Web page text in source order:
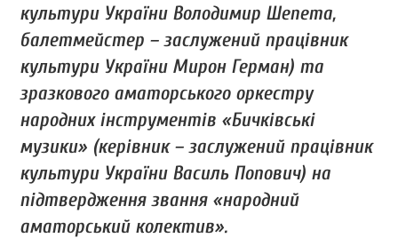
культури України Володимир Шепета,
балетмейстер – заслужений працівник
культури України Мирон Герман) та
зразкового аматорського оркестру
народних інструментів «Бичківські
музики» (керівник – заслужений працівник
культури України Василь Попович) на
підтвердження звання «народний
аматорський колектив».